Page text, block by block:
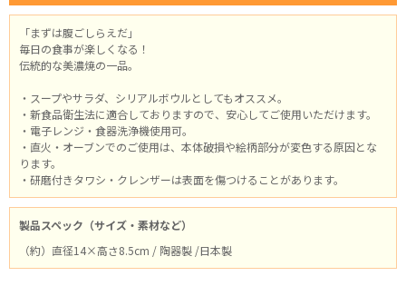
「まずは腹ごしらえだ」
毎日の食事が楽しくなる！
伝統的な美濃焼の一品。
・スープやサラダ、シリアルボウルとしてもオススメ。
・新食品衛生法に適合しておりますので、安心してご使用いただけます。
・電子レンジ・食器洗浄機使用可。
・直火・オーブンでのご使用は、本体破損や絵柄部分が変色する原因とな
ります。
・研磨付きタワシ・クレンザーは表面を傷つけることがあります。
製品スペック（サイズ・素材など）
（約）直径14×高さ8.5cm / 陶器製 /日本製